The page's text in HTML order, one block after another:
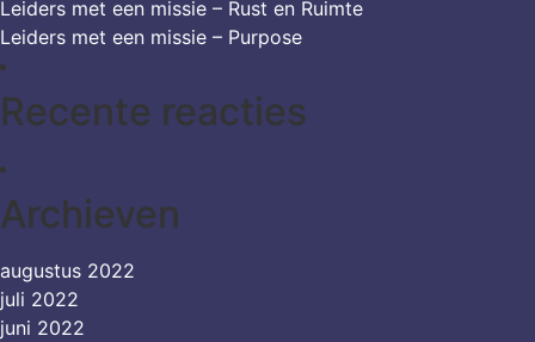
Leiders met een missie – Rust en Ruimte
Leiders met een missie – Purpose
Recente reacties
Archieven
augustus 2022
juli 2022
juni 2022